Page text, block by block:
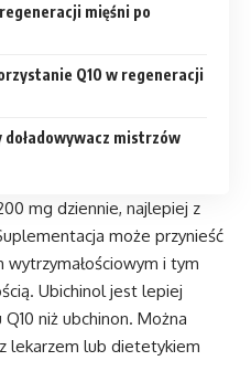
mięśni po
Q10 w regeneracji
mistrzów
mg dziennie, najlepiej z
może przynieść
i tym
Ubichinol jest lepiej
niż ubchinon. Można
lekarzem lub dietetykiem